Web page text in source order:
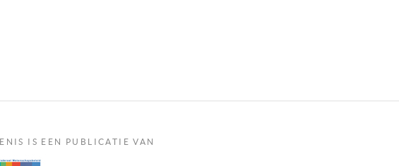
IS EEN PUBLICATIE VAN